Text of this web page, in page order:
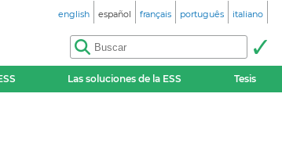
english español français português italiano
Las soluciones de la ESS Tesis